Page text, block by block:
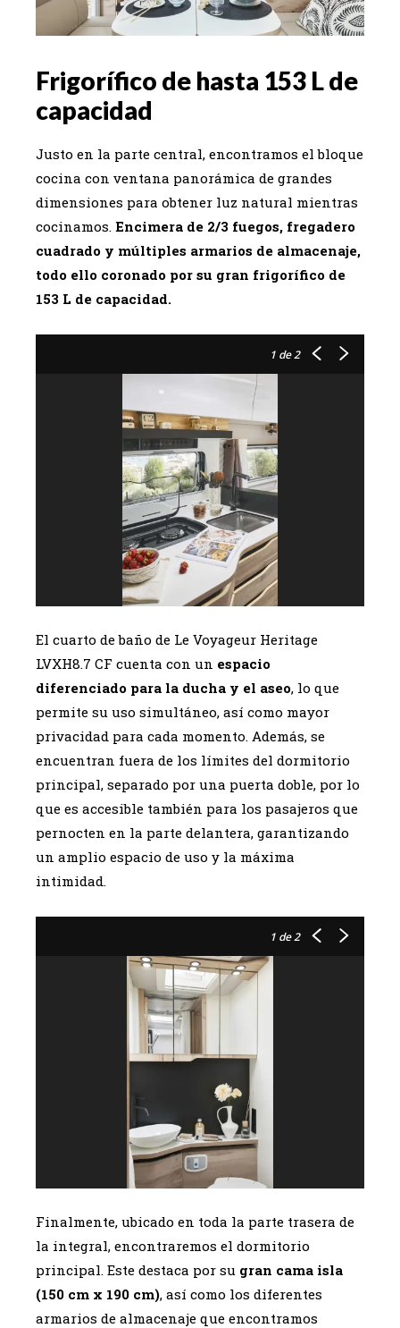
Frigorífico de hasta 153 L de
capacidad
Justo en la parte central, encontramos el bloque
cocina con ventana panorámica de grandes
dimensiones para obtener luz natural mientras
cocinamos. Encimera de 2/3 fuegos, fregadero
cuadrado y múltiples armarios de almacenaje,
todo ello coronado por su gran frigorífico de
153 L de capacidad.
1 de 2
El cuarto de baño de Le Voyageur Heritage
LVXH8.7 CF cuenta con un espacio
diferenciado para la ducha y el aseo, lo que
permite su uso simultáneo, así como mayor
privacidad para cada momento. Además, se
encuentran fuera de los límites del dormitorio
principal, separado por una puerta doble, por lo
que es accesible también para los pasajeros que
pernocten en la parte delantera, garantizando
un amplio espacio de uso y la máxima
intimidad.
1 de 2
Finalmente, ubicado en toda la parte trasera de
la integral, encontraremos el dormitorio
principal. Este destaca por su gran cama isla
(150 cm x 190 cm), así como los diferentes
armarios de almacenaje que encontramos